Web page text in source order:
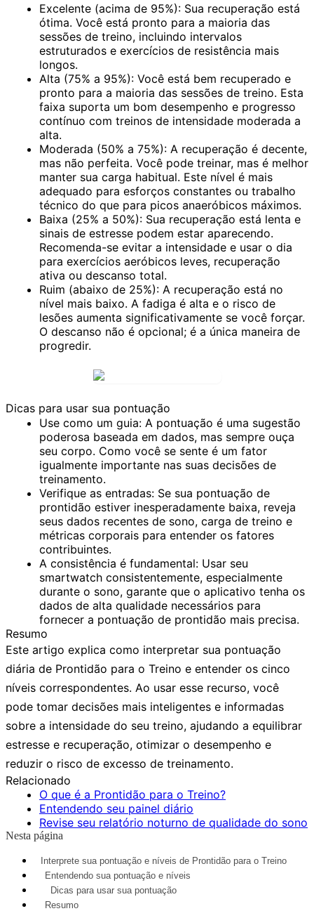
Excelente (acima de 95%): Sua recuperação está
ótima. Você está pronto para a maioria das
sessões de treino, incluindo intervalos
estruturados e exercícios de resistência mais
longos.
Alta (75% a 95%): Você está bem recuperado e
pronto para a maioria das sessões de treino. Esta
faixa suporta um bom desempenho e progresso
contínuo com treinos de intensidade moderada a
alta.
Moderada (50% a 75%): A recuperação é decente,
mas não perfeita. Você pode treinar, mas é melhor
manter sua carga habitual. Este nível é mais
adequado para esforços constantes ou trabalho
técnico do que para picos anaeróbicos máximos.
Baixa (25% a 50%): Sua recuperação está lenta e
sinais de estresse podem estar aparecendo.
Recomenda-se evitar a intensidade e usar o dia
para exercícios aeróbicos leves, recuperação
ativa ou descanso total.
Ruim (abaixo de 25%): A recuperação está no
nível mais baixo. A fadiga é alta e o risco de
lesões aumenta significativamente se você forçar.
O descanso não é opcional; é a única maneira de
progredir.
Dicas para usar sua pontuação
Use como um guia: A pontuação é uma sugestão
poderosa baseada em dados, mas sempre ouça
seu corpo. Como você se sente é um fator
igualmente importante nas suas decisões de
treinamento.
Verifique as entradas: Se sua pontuação de
prontidão estiver inesperadamente baixa, reveja
seus dados recentes de sono, carga de treino e
métricas corporais para entender os fatores
contribuintes.
A consistência é fundamental: Usar seu
smartwatch consistentemente, especialmente
durante o sono, garante que o aplicativo tenha os
dados de alta qualidade necessários para
fornecer a pontuação de prontidão mais precisa.
Resumo
Este artigo explica como interpretar sua pontuação
diária de Prontidão para o Treino e entender os cinco
níveis correspondentes. Ao usar esse recurso, você
pode tomar decisões mais inteligentes e informadas
sobre a intensidade do seu treino, ajudando a equilibrar
estresse e recuperação, otimizar o desempenho e
reduzir o risco de excesso de treinamento.
Relacionado
O que é a Prontidão para o Treino?
Entendendo seu painel diário
Revise seu relatório noturno de qualidade do sono
Nesta página
Interprete sua pontuação e níveis de Prontidão para o Treino
Entendendo sua pontuação e níveis
Dicas para usar sua pontuação
Resumo